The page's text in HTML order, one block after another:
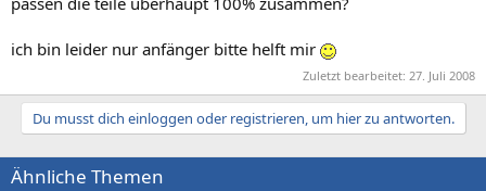
ich bin leider nur anfänger bitte helft mir
Zuletzt bearbeitet: 27. Juli 2008
Du musst dich einloggen oder registrieren, um hier zu antworten.
Ähnliche Themen